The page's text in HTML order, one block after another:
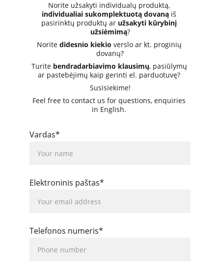
Norite užsakyti individualų produktą,
individualiai sukomplektuotą dovaną iš
pasirinktų produktų ar užsakyti kūrybinį
užsiėmimą?
Norite didesnio kiekio verslo ar kt. proginių
dovanų?
Turite bendradarbiavimo klausimų, pasiūlymų
ar pastebėjimų kaip gerinti el. parduotuvę?
Susisiekime!
Feel free to contact us for questions, enquiries
in English.
Vardas*
Elektroninis paštas*
Telefonos numeris*